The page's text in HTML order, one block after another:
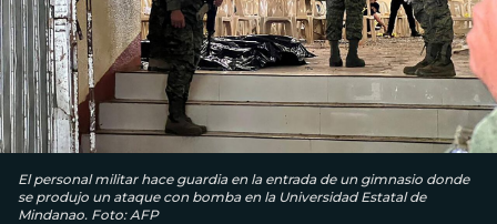
El personal militar hace guardia en la entrada de un gimnasio donde
se produjo un ataque con bomba en la Universidad Estatal de
Mindanao. Foto: AFP